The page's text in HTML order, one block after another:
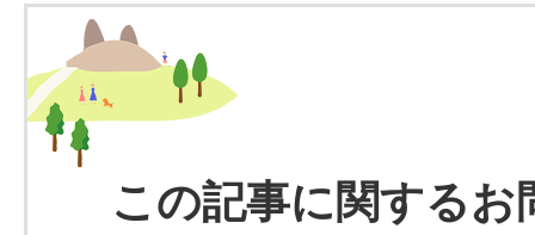
この記事に関するお